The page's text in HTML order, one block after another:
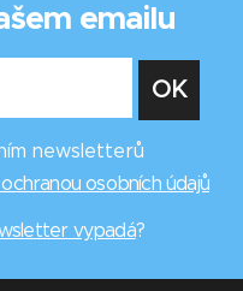
emailu
newsletterů
osobních údajů
vypadá?